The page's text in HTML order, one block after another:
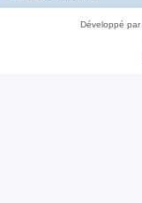
Développé par